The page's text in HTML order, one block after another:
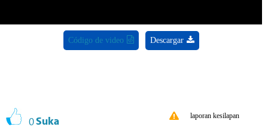
Código de video Descargar
0Suka laporan kesilapan